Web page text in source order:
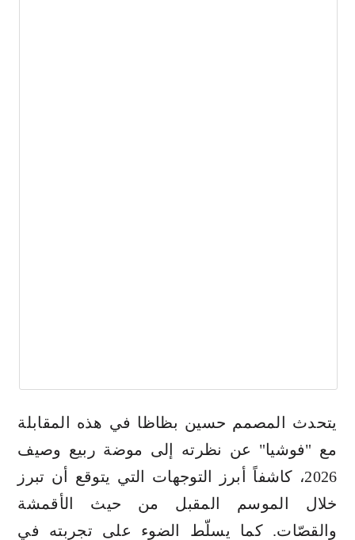
يتحدث المصمم حسين بظاظا في هذه المقابلة
مع "فوشيا" عن نظرته إلى موضة ربيع وصيف
2026، كاشفاً أبرز التوجهات التي يتوقع أن تبرز
خلال الموسم المقبل من حيث الأقمشة
والقصّات. كما يسلّط الضوء على تجربته في